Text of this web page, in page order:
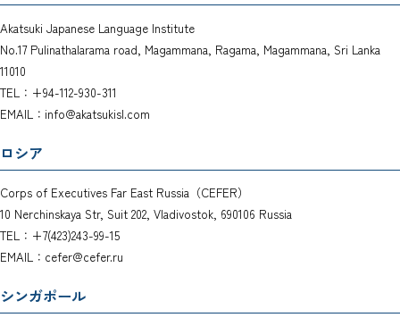
Akatsuki Japanese Language Institute
No.17 Pulinathalarama road, Magammana, Ragama, Magammana, Sri Lanka
11010
TEL：+94-112-930-311
EMAIL：info@akatsukisl.com
ロシア
Corps of Executives Far East Russia（CEFER）
10 Nerchinskaya Str, Suit 202, Vladivostok, 690106 Russia
TEL：+7(423)243-99-15
EMAIL：cefer@cefer.ru
シンガポール